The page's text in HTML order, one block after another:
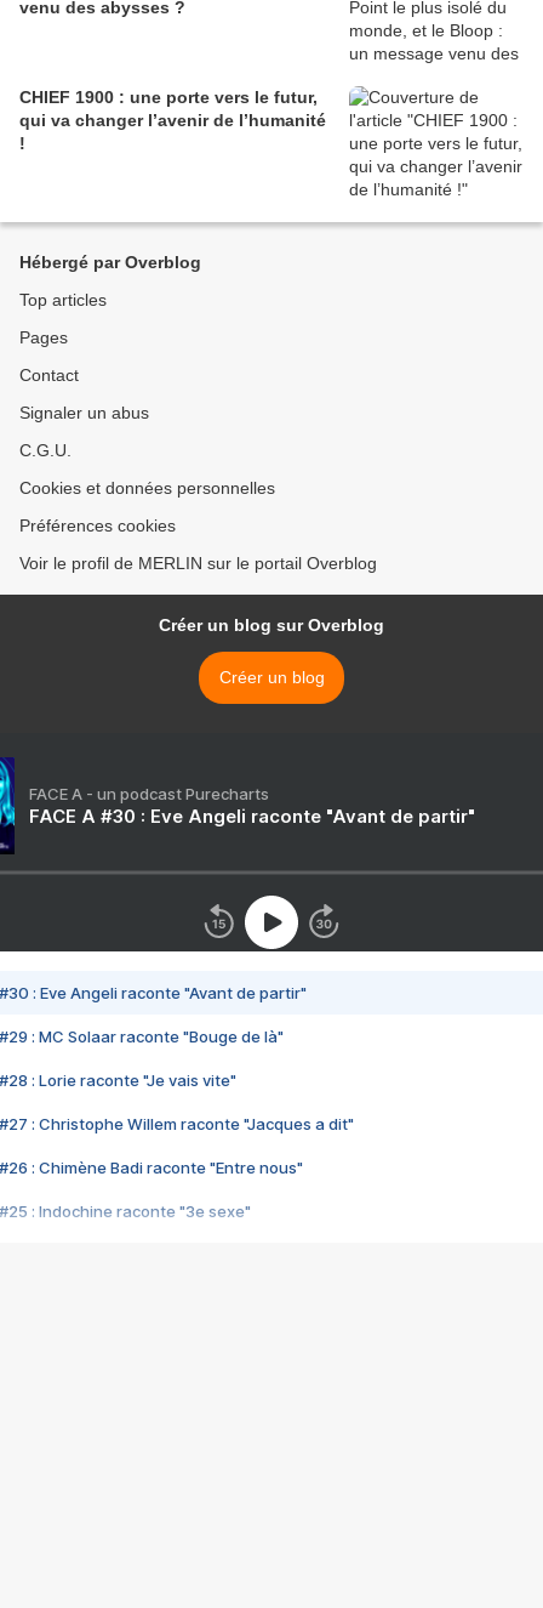
venu des abysses ?
CHIEF 1900 : une porte vers le futur,
qui va changer l’avenir de l’humanité
!
Hébergé par Overblog
Top articles
Pages
Contact
Signaler un abus
C.G.U.
Cookies et données personnelles
Préférences cookies
Voir le profil de MERLIN sur le portail Overblog
Créer un blog sur Overblog
Créer un blog
FACE A - un podcast Purecharts
FACE A #30 : Eve Angeli raconte "Avant de partir"
#30 : Eve Angeli raconte "Avant de partir"
#29 : MC Solaar raconte "Bouge de là"
#28 : Lorie raconte "Je vais vite"
#27 : Christophe Willem raconte "Jacques a dit"
#26 : Chimène Badi raconte "Entre nous"
#25 : Indochine raconte "3e sexe"